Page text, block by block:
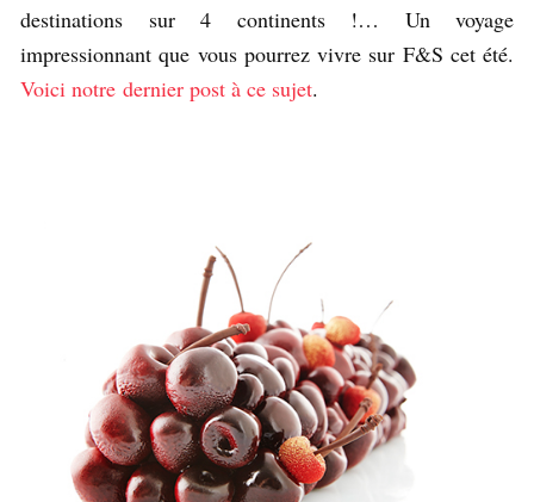
destinations sur 4 continents !… Un voyage
impressionnant que vous pourrez vivre sur F&S cet été.
Voici notre dernier post à ce sujet.